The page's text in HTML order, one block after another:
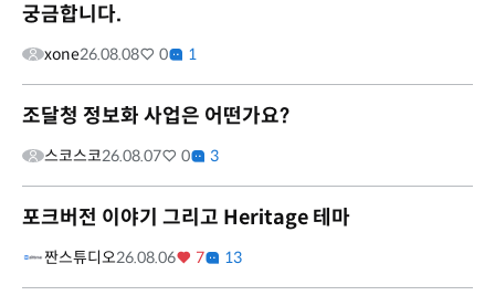
궁금합니다.
xone26.08.08 0 1
조달청 정보화 사업은 어떤가요?
스코스코26.08.07 0 3
포크버전 이야기 그리고 Heritage 테마
짠스튜디오26.08.06 7 13